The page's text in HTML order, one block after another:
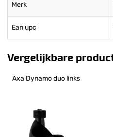
Merk
Ean upc
Vergelijkbare
Axa Dynamo duo links